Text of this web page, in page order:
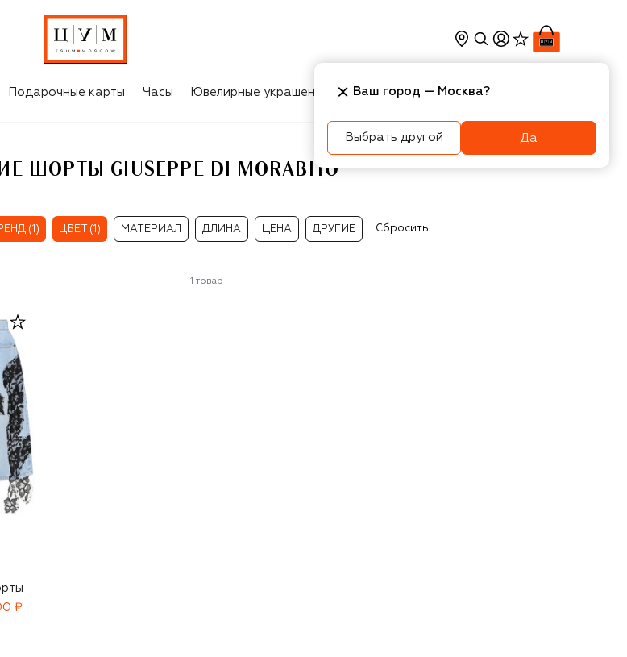
ГОЛУБЫЕ ЖЕНСКИЕ ШОРТЫ GIUSEPPE DI MORABITO Подарочные карты Часы Ювелирные украшения Косметика Интерьер
ШОРТЫ GIUSEPPE DI MORABITO
(1) ЦВЕТ (1) МАТЕРИАЛ ДЛИНА ЦЕНА ДРУГИЕ Сбросить
1 товар
₽
Ваш город — Москва?
Выбрать другой Да